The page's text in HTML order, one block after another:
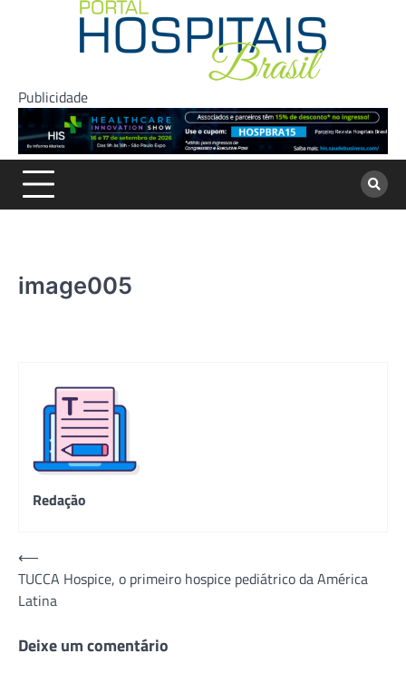
Publicidade
image005
Redação
Navegação
de
Post
⟵
TUCCA Hospice, o primeiro hospice pediátrico da América
Latina
Deixe um comentário